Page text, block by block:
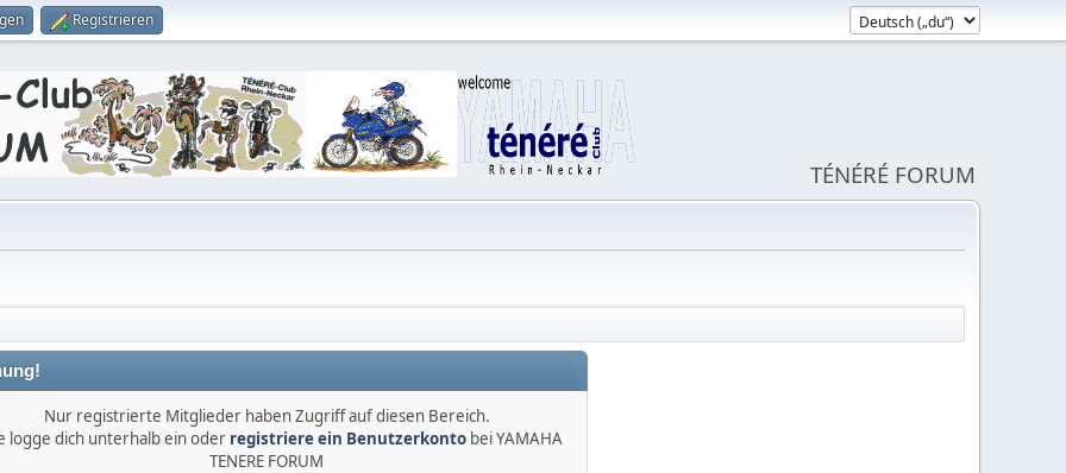
Registrieren
TÉNÉRÉ FORUM
Nur registrierte Mitglieder haben Zugriff auf diesen Bereich.
logge dich unterhalb ein oder registriere ein Benutzerkonto bei YAMAHA
TENERE FORUM